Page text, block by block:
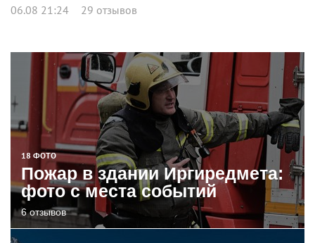
06.08 21:24 29 отзывов
18 ФОТО
Пожар в здании Иргиредмета:
фото с места событий
6 отзывов